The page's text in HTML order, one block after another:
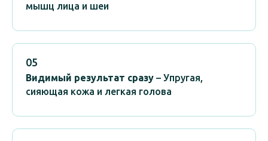
мышц лица и шеи
05
Видимый результат сразу – Упругая,
сияющая кожа и легкая голова